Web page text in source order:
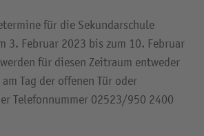
für die Sekundarschule
3. Februar 2023 bis zum 10. Februar
für diesen Zeitraum entweder
Tag der offenen Tür oder
Telefonnummer 02523/950 2400